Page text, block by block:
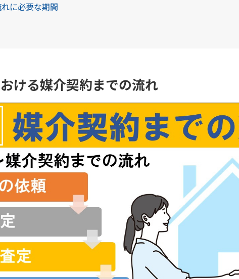
に必要な期間
ける媒介契約までの流れ